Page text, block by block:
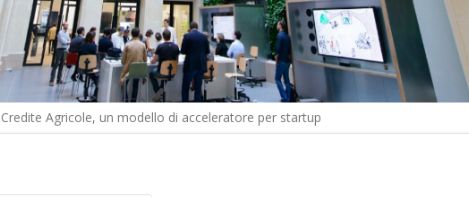
Agricole, un modello di acceleratore per startup
A